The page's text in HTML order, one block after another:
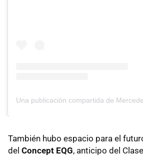
También hubo espacio para el
del Concept EQG, anticipo del